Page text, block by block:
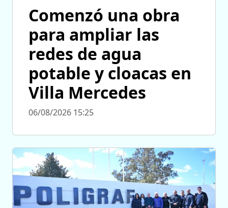
Comenzó una obra
para ampliar las
redes de agua
potable y cloacas en
Villa Mercedes
06/08/2026 15:25